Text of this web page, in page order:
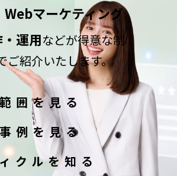
マーケティング
運用などが得意な制
ご紹介いたします。
囲を見る
例を見る
クルを知る